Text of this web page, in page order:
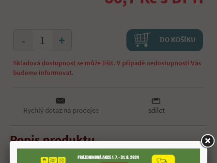
+
- DO KOŠÍKU
Skladová dostupnost se může lišit. V případě nedostupnosti Vás
budeme informovat.
Rychlý dotaz na prodejce sdílet
Popis produktu